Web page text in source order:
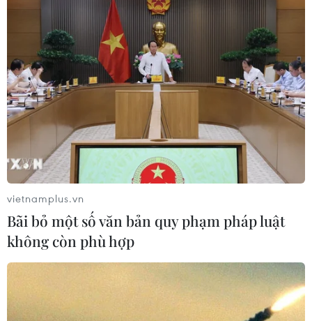
vietnamplus.vn
Bãi bỏ một số văn bản quy phạm pháp luật
không còn phù hợp